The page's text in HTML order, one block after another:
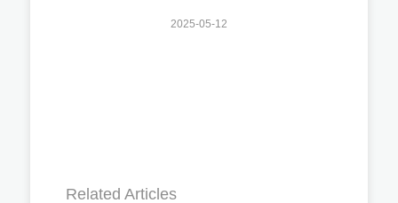
2025-05-12
Related Articles